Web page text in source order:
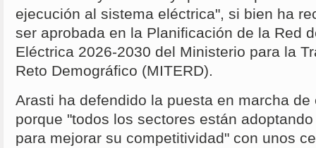
ejecución al sistema eléctrica", si bien ha
ser aprobada en la Planificación de la Red
Eléctrica 2026-2030 del Ministerio para la
Reto Demográfico (MITERD).
Arasti ha defendido la puesta en marcha
porque "todos los sectores están
para mejorar su competitividad" con unos